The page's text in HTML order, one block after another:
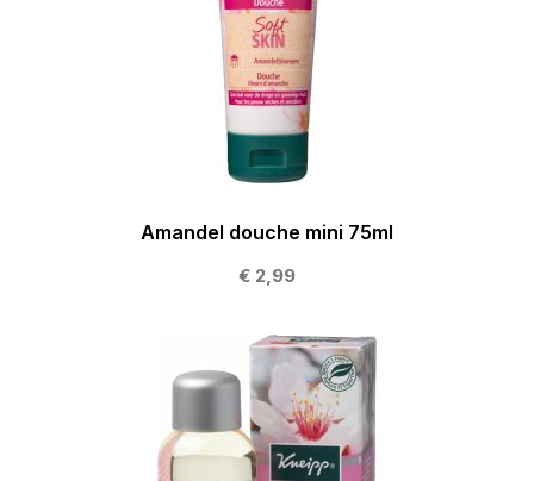
Amandel douche mini 75ml
€ 2,99